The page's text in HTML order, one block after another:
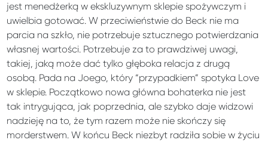
jest menedżerką w ekskluzywnym sklepie spożywczym i
uwielbia gotować. W przeciwieństwie do Beck nie ma
parcia na szkło, nie potrzebuje sztucznego potwierdzania
własnej wartości. Potrzebuje za to prawdziwej uwagi,
takiej, jaką może dać tylko głęboka relacja z drugą
osobą. Pada na Joego, który “przypadkiem” spotyka Love
w sklepie. Początkowo nowa główna bohaterka nie jest
tak intrygująca, jak poprzednia, ale szybko daje widzowi
nadzieję na to, że tym razem może nie skończy się
morderstwem. W końcu Beck niezbyt radziła sobie w życiu